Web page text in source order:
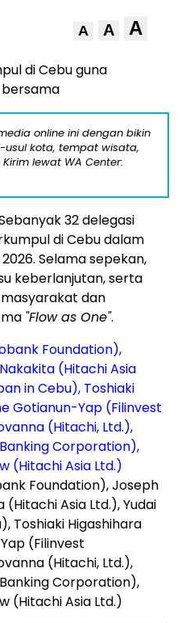
A A A
di Cebu guna
online ini dengan bikin
kota, tempat wisata,
lewat WA Center:
32 delegasi
di Cebu dalam
Selama sepekan,
keberlanjutan, serta
dan
"Flow as One".
Foundation), Joseph
(Hitachi Asia Ltd.), Yudai
Toshiaki Higashihara
(Filinvest
(Hitachi, Ltd.),
Corporation),
(Hitachi Asia Ltd.)